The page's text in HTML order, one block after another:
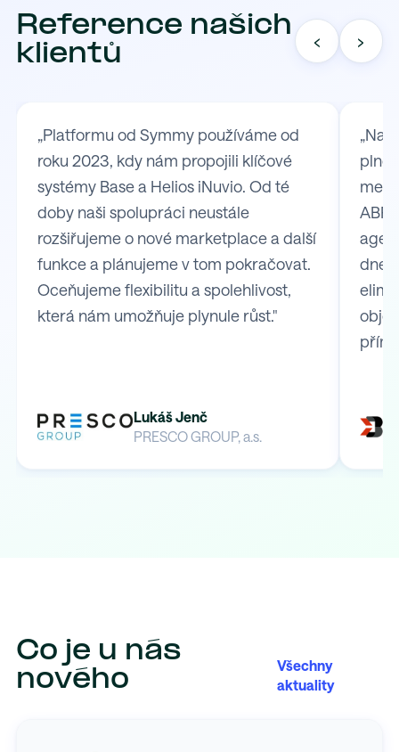
Reference našich
klientů
‹ ›
„Platformu od Symmy používáme od
roku 2023, kdy nám propojili klíčové
systémy Base a Helios iNuvio. Od té
doby naši spolupráci neustále
rozšiřujeme o nové marketplace a další
funkce a plánujeme v tom pokračovat.
Oceňujeme flexibilitu a spolehlivost,
která nám umožňuje plynule růst."
Lukáš Jenč
PRESCO GROUP, a.s.
„Na
plně
mezi
dnes
Co je u nás
nového
Všechny
aktuality